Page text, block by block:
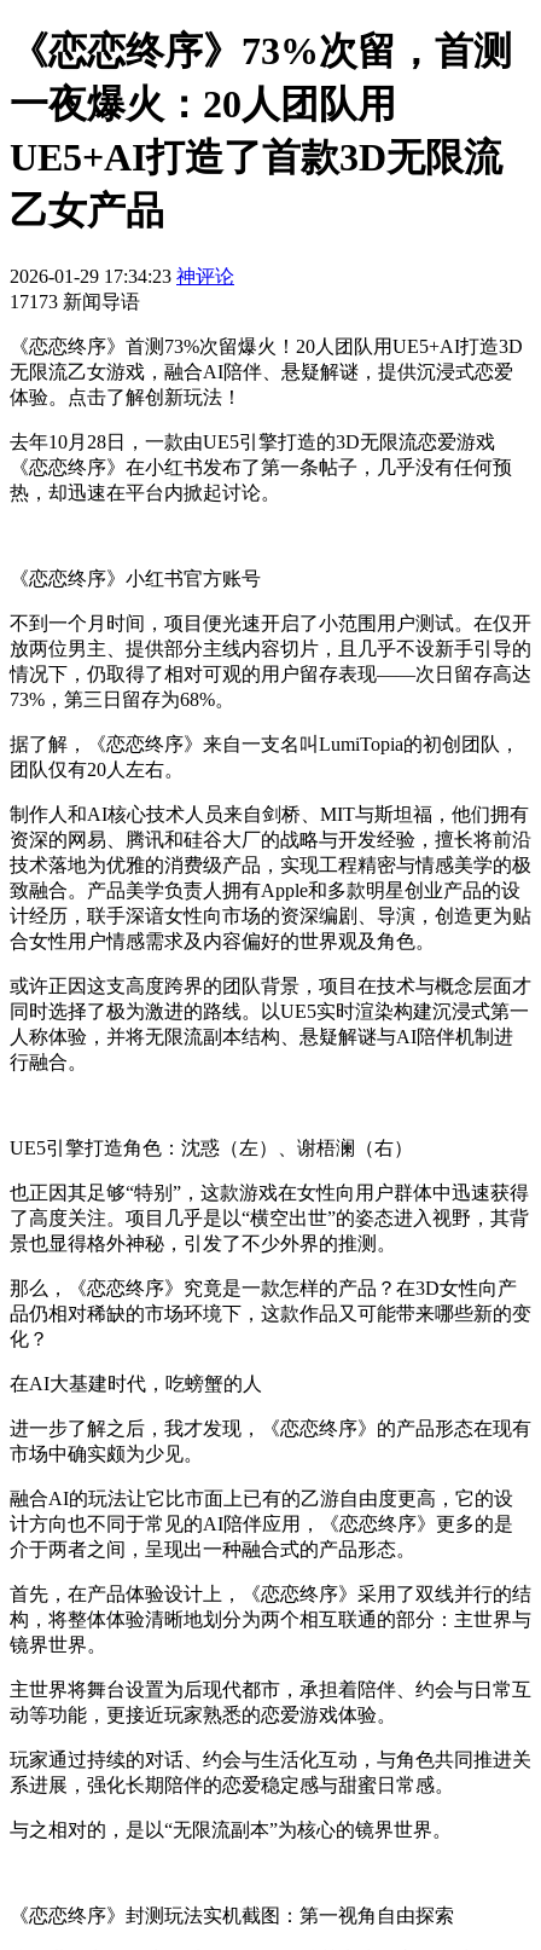
《恋恋终序》73%次留，首测
一夜爆火：20人团队用
UE5+AI打造了首款3D无限流
乙女产品
2026-01-29 17:34:23 神评论
17173 新闻导语
《恋恋终序》首测73%次留爆火！20人团队用UE5+AI打造3D
无限流乙女游戏，融合AI陪伴、悬疑解谜，提供沉浸式恋爱
体验。点击了解创新玩法！
去年10月28日，一款由UE5引擎打造的3D无限流恋爱游戏
《恋恋终序》在小红书发布了第一条帖子，几乎没有任何预
热，却迅速在平台内掀起讨论。
《恋恋终序》小红书官方账号
不到一个月时间，项目便光速开启了小范围用户测试。在仅开
放两位男主、提供部分主线内容切片，且几乎不设新手引导的
情况下，仍取得了相对可观的用户留存表现——次日留存高达
73%，第三日留存为68%。
据了解，《恋恋终序》来自一支名叫LumiTopia的初创团队，
团队仅有20人左右。
制作人和AI核心技术人员来自剑桥、MIT与斯坦福，他们拥有
资深的网易、腾讯和硅谷大厂的战略与开发经验，擅长将前沿
技术落地为优雅的消费级产品，实现工程精密与情感美学的极
致融合。产品美学负责人拥有Apple和多款明星创业产品的设
计经历，联手深谙女性向市场的资深编剧、导演，创造更为贴
合女性用户情感需求及内容偏好的世界观及角色。
或许正因这支高度跨界的团队背景，项目在技术与概念层面才
同时选择了极为激进的路线。以UE5实时渲染构建沉浸式第一
人称体验，并将无限流副本结构、悬疑解谜与AI陪伴机制进
行融合。
UE5引擎打造角色：沈惑（左）、谢梧澜（右）
也正因其足够“特别”，这款游戏在女性向用户群体中迅速获得
了高度关注。项目几乎是以“横空出世”的姿态进入视野，其背
景也显得格外神秘，引发了不少外界的推测。
那么，《恋恋终序》究竟是一款怎样的产品？在3D女性向产
品仍相对稀缺的市场环境下，这款作品又可能带来哪些新的变
化？
在AI大基建时代，吃螃蟹的人
进一步了解之后，我才发现，《恋恋终序》的产品形态在现有
市场中确实颇为少见。
融合AI的玩法让它比市面上已有的乙游自由度更高，它的设
计方向也不同于常见的AI陪伴应用，《恋恋终序》更多的是
介于两者之间，呈现出一种融合式的产品形态。
首先，在产品体验设计上，《恋恋终序》采用了双线并行的结
构，将整体体验清晰地划分为两个相互联通的部分：主世界与
镜界世界。
主世界将舞台设置为后现代都市，承担着陪伴、约会与日常互
动等功能，更接近玩家熟悉的恋爱游戏体验。
玩家通过持续的对话、约会与生活化互动，与角色共同推进关
系进展，强化长期陪伴的恋爱稳定感与甜蜜日常感。
与之相对的，是以“无限流副本”为核心的镜界世界。
《恋恋终序》封测玩法实机截图：第一视角自由探索